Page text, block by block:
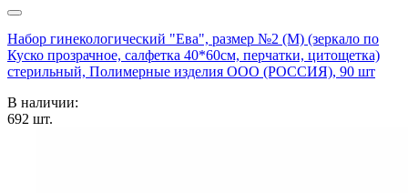
Набор гинекологический "Ева", размер №2 (М) (зеркало по
Куско прозрачное, салфетка 40*60см, перчатки, цитощетка)
стерильный, Полимерные изделия OOO (РОССИЯ), 90 шт
В наличии:
692 шт.